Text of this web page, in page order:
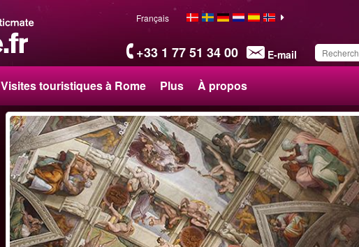
+33 1 77 51 34 00 E-mail
Français
Visites touristiques à Rome Plus À propos
Ce produit a
sauvegardé
liste.